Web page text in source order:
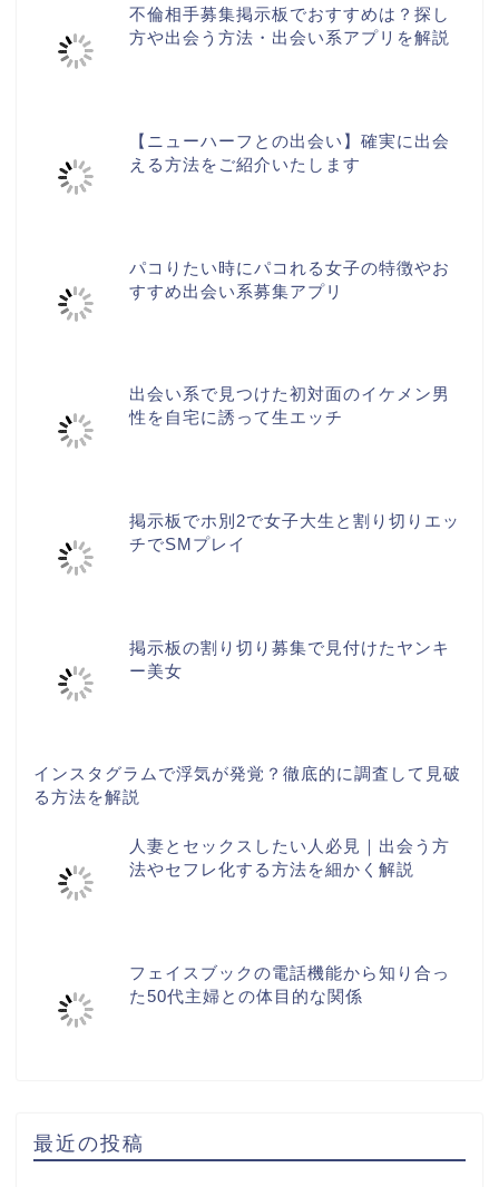
不倫相手募集掲示板でおすすめは？探し
方や出会う方法・出会い系アプリを解説
【ニューハーフとの出会い】確実に出会
える方法をご紹介いたします
パコりたい時にパコれる女子の特徴やお
すすめ出会い系募集アプリ
出会い系で見つけた初対面のイケメン男
性を自宅に誘って生エッチ
掲示板でホ別2で女子大生と割り切りエッ
チでSMプレイ
掲示板の割り切り募集で見付けたヤンキ
ー美女
インスタグラムで浮気が発覚？徹底的に調査して見破
る方法を解説
人妻とセックスしたい人必見｜出会う方
法やセフレ化する方法を細かく解説
フェイスブックの電話機能から知り合っ
た50代主婦との体目的な関係
最近の投稿